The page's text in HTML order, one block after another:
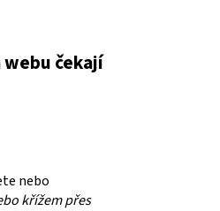
webu čekají
nebo
křížem přes